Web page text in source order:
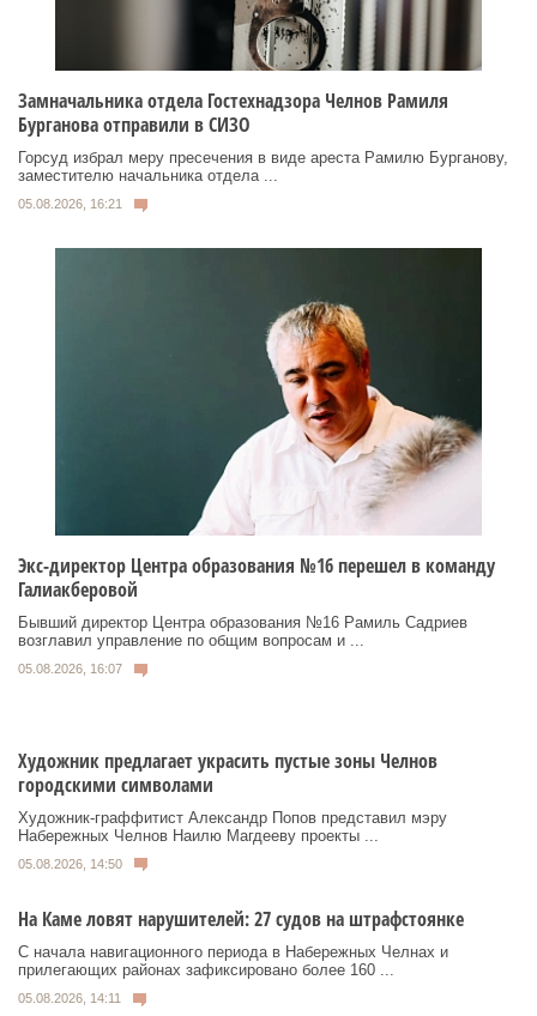
Замначальника отдела Гостехнадзора Челнов Рамиля
Бурганова отправили в СИЗО
Горсуд избрал меру пресечения в виде ареста Рамилю Бурганову,
заместителю начальника отдела ...
05.08.2026, 16:21
Экс-директор Центра образования №16 перешел в команду
Галиакберовой
Бывший директор Центра образования №16 Рамиль Садриев
возглавил управление по общим вопросам и ...
05.08.2026, 16:07
Художник предлагает украсить пустые зоны Челнов
городскими символами
Художник‑граффитист Александр Попов представил мэру
Набережных Челнов Наилю Магдееву проекты ...
05.08.2026, 14:50
На Каме ловят нарушителей: 27 судов на штрафстоянке
С начала навигационного периода в Набережных Челнах и
прилегающих районах зафиксировано более 160 ...
05.08.2026, 14:11